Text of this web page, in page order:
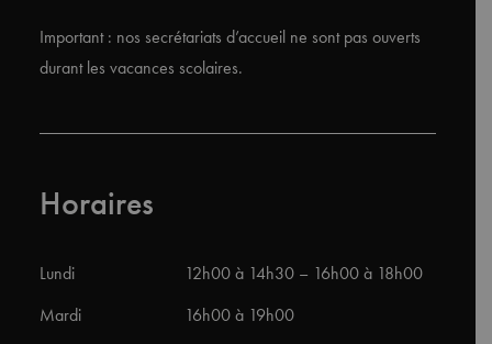
Important : nos secrétariats d’accueil ne sont pas ouverts
durant les vacances scolaires.
Horaires
Lundi
Mardi
12h00 à 14h30 – 16h00 à 18h00
16h00 à 19h00